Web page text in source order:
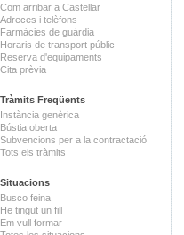
Com arribar a Castellar
Adreces i telèfons
Farmàcies de guàrdia
Horaris de transport públic
Reserva d'equipaments
Cita prèvia
Tràmits Freqüents
Instància genèrica
Bústia oberta
Subvencions per a la contractació
Tots els tràmits
Situacions
Busco feina
He tingut un fill
Em vull formar